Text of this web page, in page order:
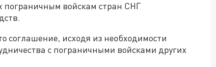
пограничным войскам стран СНГ
соглашение, исходя из необходимости
с пограничными войсками других